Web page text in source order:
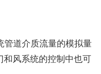
道介质流量的模拟量
风系统的控制中也可